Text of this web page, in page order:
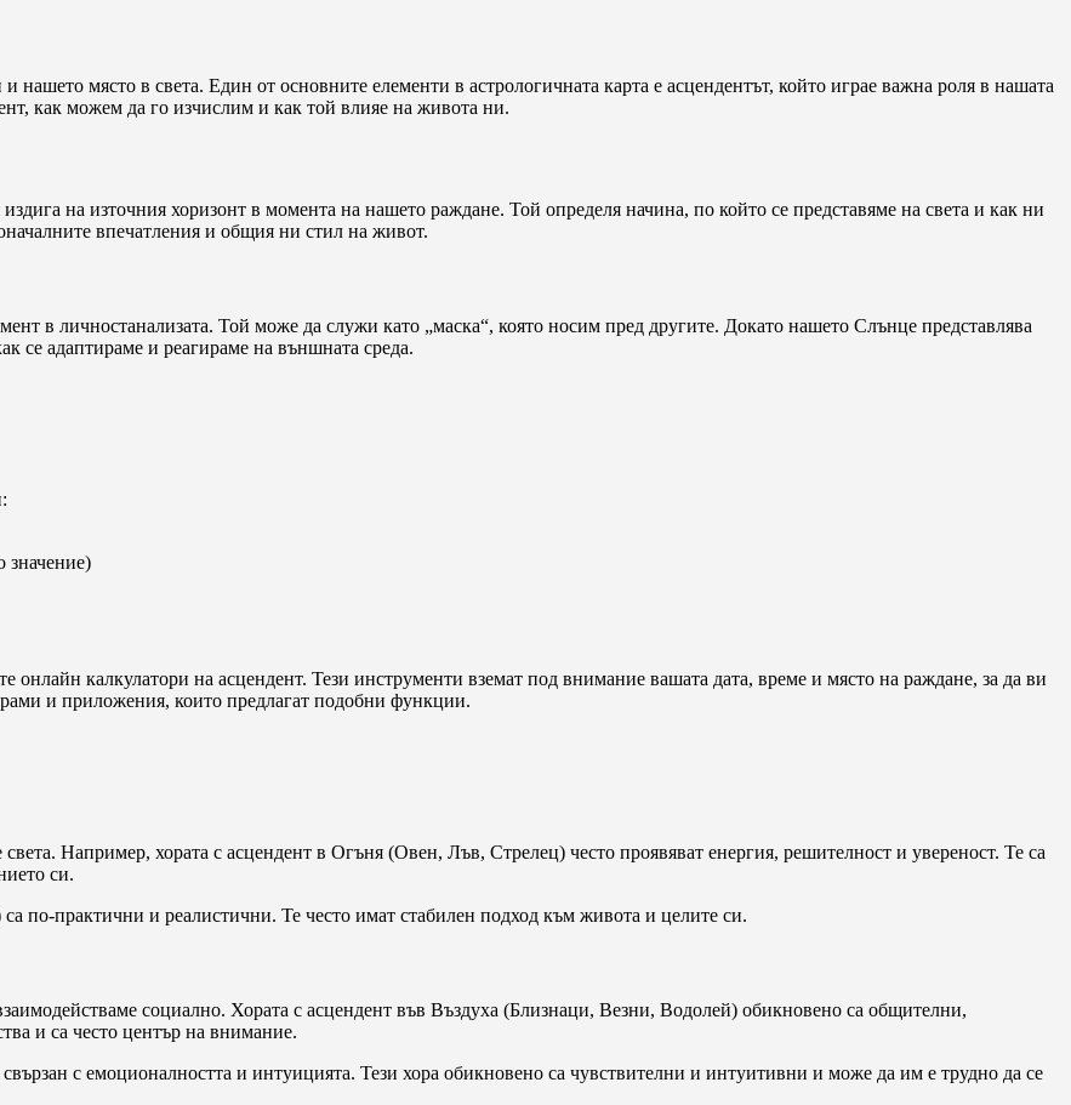
нашето място в света. Един от основните елементи в астрологичната карта е асцендентът, който играе важна роля в нашата
как можем да го изчислим и как той влияе на живота ни.
на източния хоризонт в момента на нашето раждане. Той определя начина, по който се представяме на света и как ни
впечатления и общия ни стил на живот.
в личностанализата. Той може да служи като „маска“, която носим пред другите. Докато нашето Слънце представлява
се адаптираме и реагираме на външната среда.
значение)
онлайн калкулатори на асцендент. Тези инструменти вземат под внимание вашата дата, време и място на раждане, за да ви
и приложения, които предлагат подобни функции.
Например, хората с асцендент в Огъня (Овен, Лъв, Стрелец) често проявяват енергия, решителност и увереност. Те са
си.
по-практични и реалистични. Те често имат стабилен подход към живота и целите си.
социално. Хората с асцендент във Въздуха (Близнаци, Везни, Водолей) обикновено са общителни,
и са често център на внимание.
с емоционалността и интуицията. Тези хора обикновено са чувствителни и интуитивни и може да им е трудно да се